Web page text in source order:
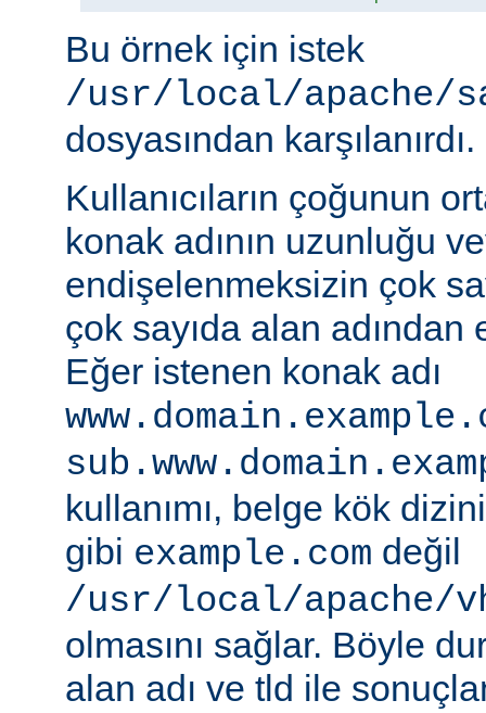
Bu örnek için istek
/usr/local/apache/
dosyasından karşılanırdı.
Kullanıcıların çoğunun
konak adının uzunluğu
endişelenmeksizin çok
çok sayıda alan
Eğer istenen konak adı
kullanımı, belge kök
gibi example.com değil
/usr/local/apache/
olmasını sağlar. Böyle
alan adı ve tld ile